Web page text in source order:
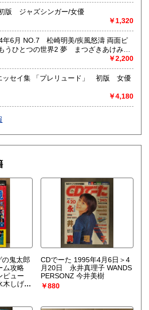
ー、古書一般（その他）
ラビア・アダルトや映画・マンガ等
版 ジャズシンガー/女優
￥1,320
年6月 NO.7 松崎明美/疾風怒濤 両面ピ
うひとつの世界2 夢 まつざきあけみ・
ための耽美派マガジン 隔月刊 耽美系
￥2,200
ッセイ集 「プレリュード」 初版 女優
￥4,180
鬼太郎
攻略
ュー
しげ
スペシ
CDでーた 1995年4月6日＞4
月20日 永井真理子 WANDS
PERSONZ 今井美樹
￥880